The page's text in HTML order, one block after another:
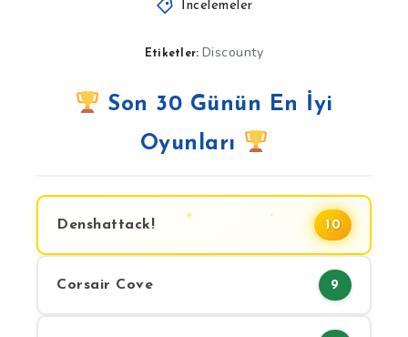
İncelemeler
Etiketler: Discounty
Son 30 Günün En İyi
Oyunları
Denshattack! 10
Corsair Cove 9